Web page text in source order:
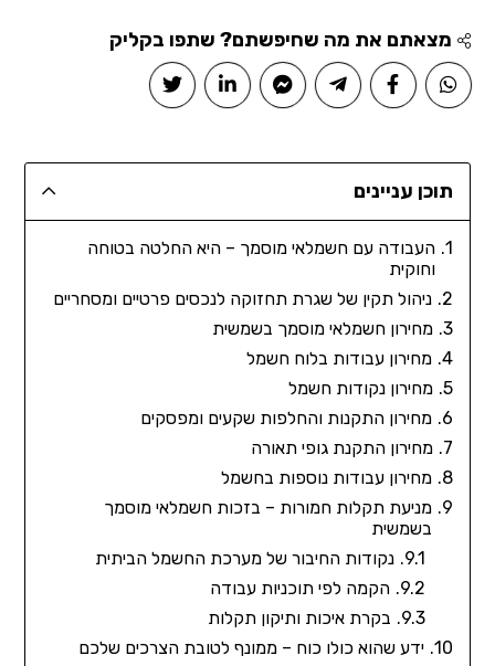
מצאתם את מה שחיפשתם? שתפו בקליק
תוכן עניינים
העבודה עם חשמלאי מוסמך – היא החלטה בטוחה
וחוקית
ניהול תקין של שגרת תחזוקה לנכסים פרטיים ומסחריים
מחירון חשמלאי מוסמך בשמשית
מחירון עבודות בלוח חשמל
מחירון נקודות חשמל
מחירון התקנות והחלפות שקעים ומפסקים
מחירון התקנת גופי תאורה
מחירון עבודות נוספות בחשמל
מניעת תקלות חמורות – בזכות חשמלאי מוסמך
בשמשית
נקודות החיבור של מערכת החשמל הביתית
הקמה לפי תוכניות עבודה
בקרת איכות ותיקון תקלות
ידע שהוא כולו כוח – ממונף לטובת הצרכים שלכם